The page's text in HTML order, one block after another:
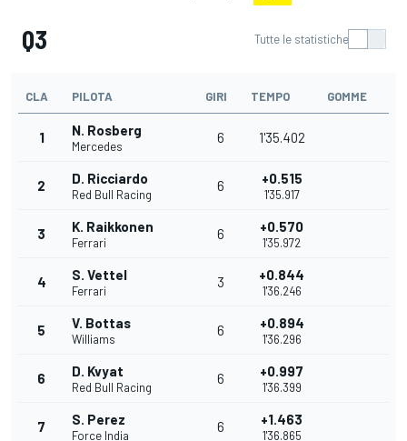
Q3 Tutte le statistiche
CLA PILOTA GIRI TEMPO GOMME
1 N. Rosberg
Mercedes
6 1'35.402
2 D. Ricciardo
Red Bull Racing
6 +0.515
1'35.917
3 K. Raikkonen
Ferrari
6 +0.570
1'35.972
4 S. Vettel
Ferrari
3 +0.844
1'36.246
5 V. Bottas
Williams
6 +0.894
1'36.296
6 D. Kvyat
Red Bull Racing
6 +0.997
1'36.399
7 S. Perez
Force India
6 +1.463
1'36.865